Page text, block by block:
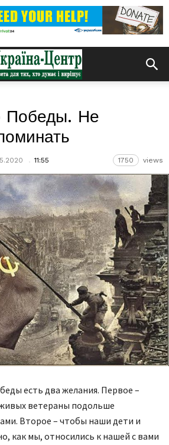
Победы. Не
11:55 1750 views
есть два желания. Первое –
ветераны подольше
Второе – чтобы наши дети и
как мы, относились к нашей с вами